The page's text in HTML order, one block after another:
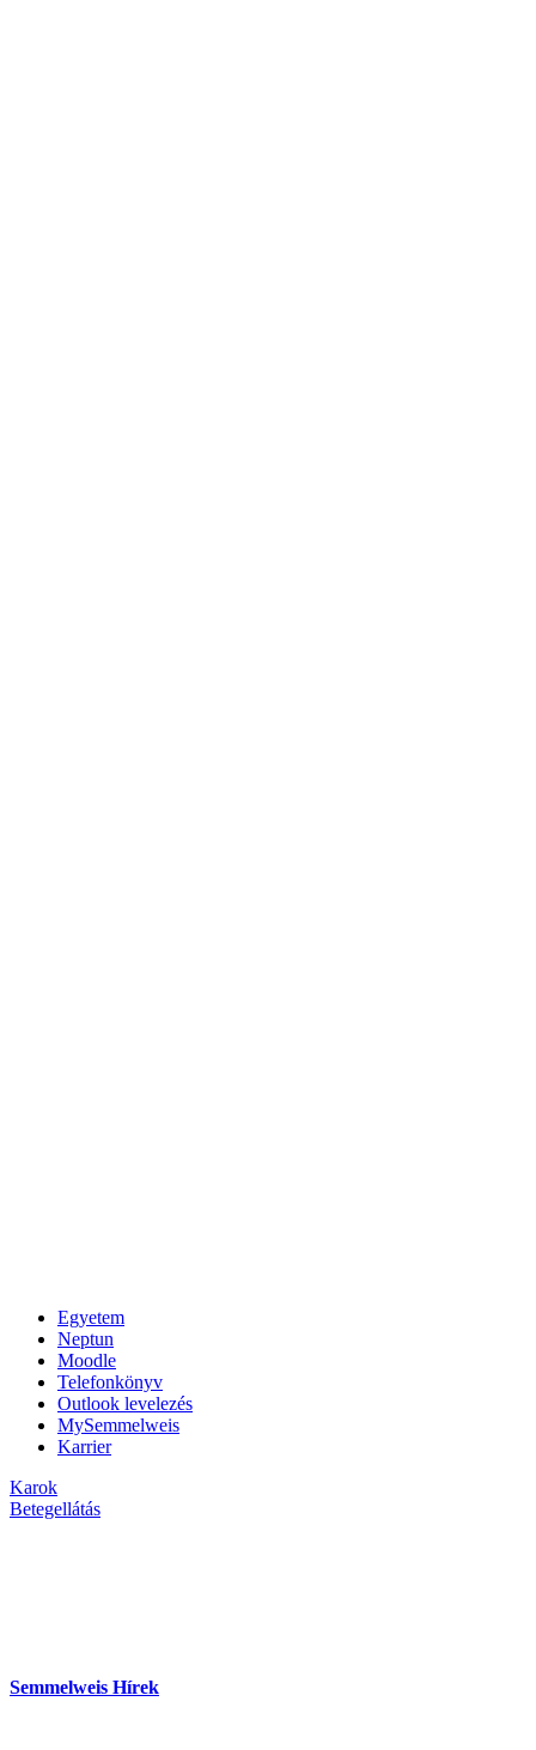
Egyetem
Neptun
Moodle
Telefonkönyv
Outlook levelezés
MySemmelweis
Karrier
Karok
Betegellátás
Semmelweis Hírek